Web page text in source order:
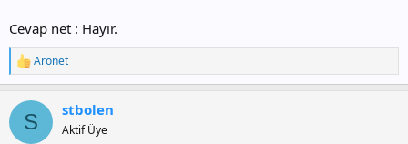
Cevap net : Hayır.
T
e
k
l
Aronet
S stbolen
Aktif Üye